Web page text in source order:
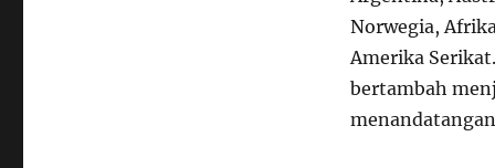
Norwegia,
Amerika
bertambah